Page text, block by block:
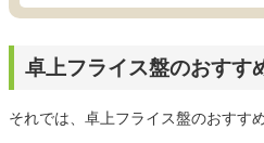
卓上フライス盤のおすす
それでは、卓上フライス盤のおすす